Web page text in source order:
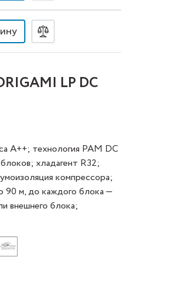
LP DC
А++; технология PAM DC
хладагент R32;
компрессора;
90 м, до каждого блока —
внешнего блока;